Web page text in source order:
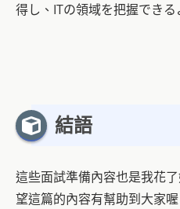
得し、ITの領域を把握できる
結語
這些面試準備內容也是我花
望這篇的內容有幫助到大家喔